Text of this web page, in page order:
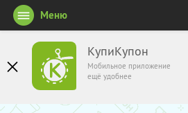
КупиКупон
Мобильное приложение
ещё удобнее
Меню